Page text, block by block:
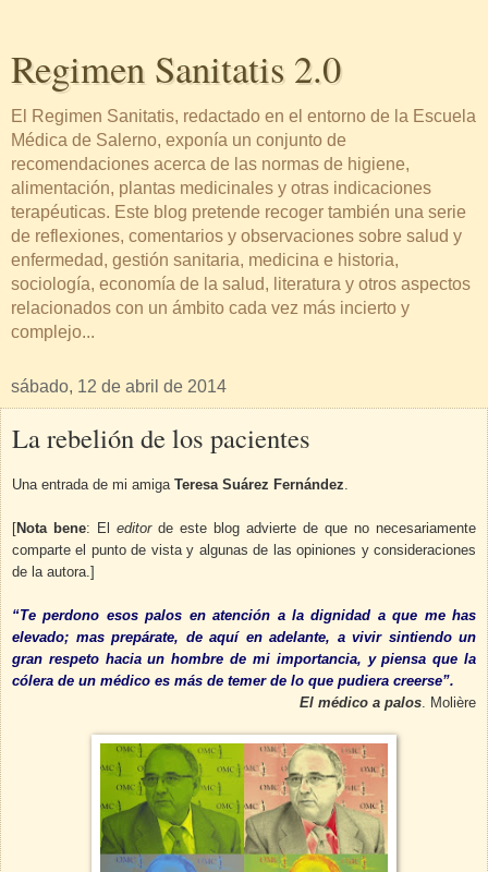
Regimen Sanitatis 2.0
El Regimen Sanitatis, redactado en el entorno de la Escuela
Médica de Salerno, exponía un conjunto de
recomendaciones acerca de las normas de higiene,
alimentación, plantas medicinales y otras indicaciones
terapéuticas. Este blog pretende recoger también una serie
de reflexiones, comentarios y observaciones sobre salud y
enfermedad, gestión sanitaria, medicina e historia,
sociología, economía de la salud, literatura y otros aspectos
relacionados con un ámbito cada vez más incierto y
complejo...
sábado, 12 de abril de 2014
La rebelión de los pacientes
Una entrada de mi amiga Teresa Suárez Fernández
[Nota bene: El editorde este blog advierte de que no necesariamente
comparte el punto de vista y algunas de las opiniones y consideraciones
de la autora.]
“Te perdono esos palos en atención a la dignidad a que me has
elevado; mas prepárate, de aquí en adelante, a vivir sintiendo un
gran respeto hacia un hombre de mi importancia, y piensa que la
cólera de un médico es más de temer de lo que pudiera creerse”.
El médico a palos . Molière